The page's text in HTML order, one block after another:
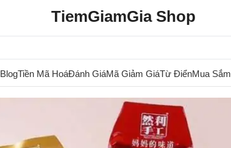
TiemGiamGia Shop
BlogTiền Mã HoáĐánh GiáMã Giảm GiáTừ ĐiểnMua Sắm